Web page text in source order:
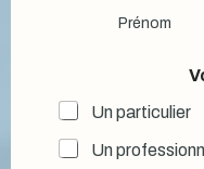
Prénom
Un particulier
Un